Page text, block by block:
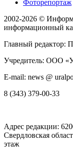
Фоторепортаж
2002-2026 ©
информационный
Главный редактор:
Учредитель: ООО
E-mail: news @
8 (343) 379-00-33
Адрес редакции:
Свердловская
этаж